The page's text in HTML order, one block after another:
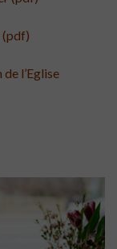
(pdf)
l’Eglise